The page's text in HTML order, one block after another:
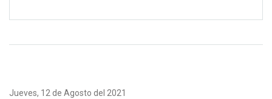
Jueves, 12 de Agosto del 2021